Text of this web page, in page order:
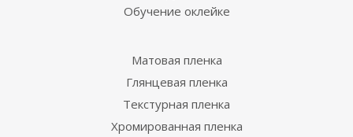
Обучение оклейке
Матовая пленка
Глянцевая пленка
Текстурная пленка
Хромированная пленка